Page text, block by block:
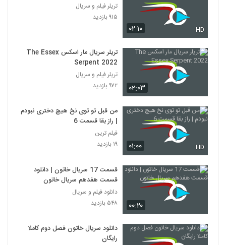
۰۲:۱۰ HD
تریلر فیلم و سریال
۹۱۵ بازدید
۰۲:۰۳
تریلر سریال مار اسکس The Essex
Serpent 2022
تریلر فیلم و سریال
۹۷۲ بازدید
۰۱:۰۰ HD
من قبل تو توی نخ هیچ دختری نبودم
| راز بقا قسمت 6
فیلم ترین
۱۹ بازدید
۰۰:۲۰
قسمت 17 سریال خاتون | دانلود
قسمت هفدهم سریال خاتون
دانلود فیلم و سریال
۵۴۸ بازدید
دانلود سریال خاتون فصل دوم کاملا
رایگان